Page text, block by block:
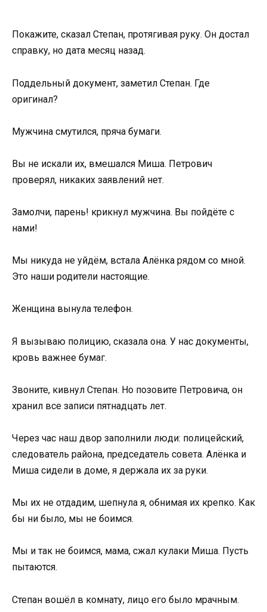
Покажите, сказал Степан, протягивая руку. Он достал
справку, но дата месяц назад.
Поддельный документ, заметил Степан. Где
оригинал?
Мужчина смутился, пряча бумаги.
Вы не искали их, вмешался Миша. Петрович
проверял, никаких заявлений нет.
Замолчи, парень! крикнул мужчина. Вы пойдёте с
нами!
Мы никуда не уйдём, встала Алёнка рядом со мной.
Это наши родители настоящие.
Женщина вынула телефон.
Я вызываю полицию, сказала она. У нас документы,
кровь важнее бумаг.
Звоните, кивнул Степан. Но позовите Петровича, он
хранил все записи пятнадцать лет.
Через час наш двор заполнили люди: полицейский,
следователь района, председатель совета. Алёнка и
Миша сидели в доме, я держала их за руки.
Мы их не отдадим, шепнула я, обнимая их крепко. Как
бы ни было, мы не боимся.
Мы и так не боимся, мама, сжал кулаки Миша. Пусть
пытаются.
Степан вошёл в комнату, лицо его было мрачным.